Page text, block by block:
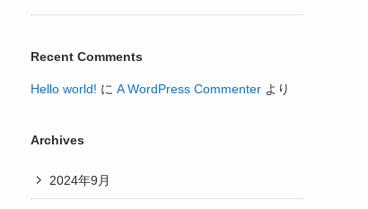
Recent Comments
Hello world! に A WordPress Commenter より
Archives
2024年9月